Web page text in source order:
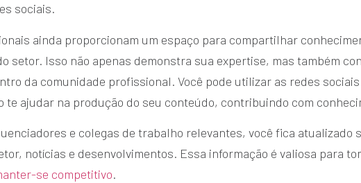
sociais.
ainda proporcionam um espaço para compartilhar
setor. Isso não apenas demonstra sua expertise, mas também
da comunidade profissional. Você pode utilizar as redes
te ajudar na produção do seu conteúdo, contribuindo com
e colegas de trabalho relevantes, você fica atualizado
notícias e desenvolvimentos. Essa informação é valiosa para
se competitivo.